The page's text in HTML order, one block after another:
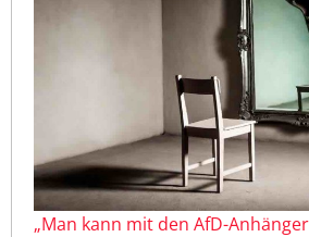
„Man kann mit den AfD-